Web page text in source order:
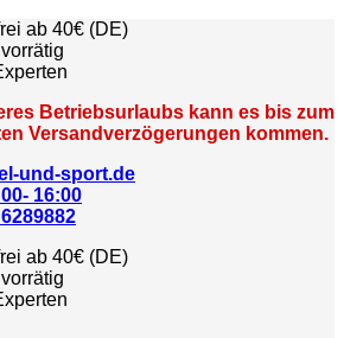
ab 40€ (DE)
Betriebsurlaubs kann es bis zum
Versandverzögerungen kommen.
und-sport.de
16:00
ab 40€ (DE)